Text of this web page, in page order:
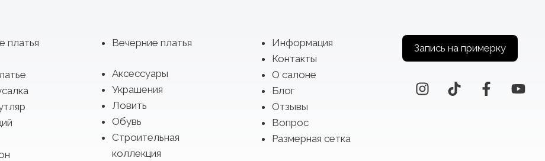
платья
Вечерние платья
Аксессуары
Украшения
Ловить
Обувь
Строительная
коллекция
Информация
Контакты
О салоне
Блог
Отзывы
Вопрос
Размерная сетка
Запись на примерку